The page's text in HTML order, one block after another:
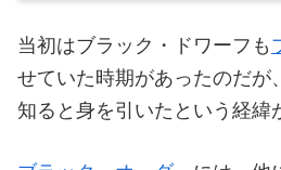
当初はブラック・ドワーフも
せていた時期があったのだが
知ると身を引いたという経緯